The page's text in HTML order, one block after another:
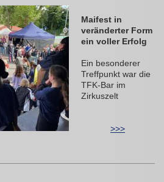
Maifest in
veränderter Form
ein voller Erfolg
Ein besonderer
Treffpunkt war die
TFK-Bar im
Zirkuszelt
>>>